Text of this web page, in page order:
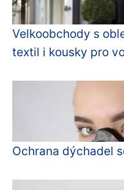
Velkoobchody s
textil i kousky pro
Ochrana dýchadel